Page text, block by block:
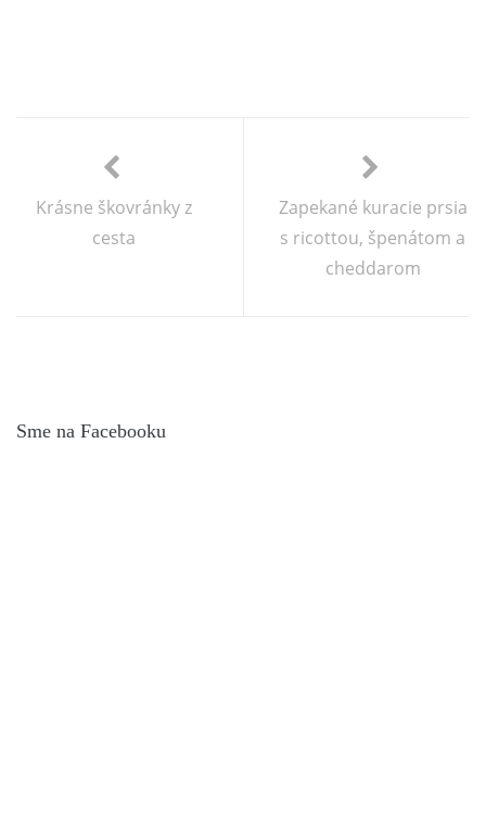
Krásne škovránky z
cesta
Zapekané kuracie prsia
s ricottou, špenátom a
cheddarom
Sme na Facebooku